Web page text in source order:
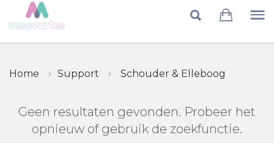
Skip to main content
Home Support Schouder & Elleboog
Geen resultaten gevonden. Probeer het
opnieuw of gebruik de zoekfunctie.